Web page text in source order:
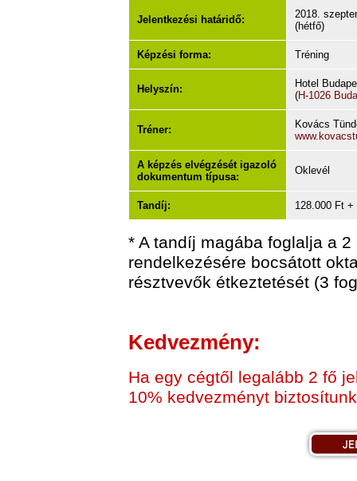
Jelentkezési határidő:
2018.
(hétfő)
Képzési forma: Tréning
Helyszín:
Hotel
(H-1026
Tréner:
Kovács
A képzés elvégzését igazoló
dokumentum típusa:
Oklevél
Tandíj: 128.000 Ft +
* A tandíj magába foglalja a
rendelkezésére bocsátott
résztvevők étkeztetését (3
Kedvezmény:
Ha egy cégtől legalább 2 fő
10% kedvezményt